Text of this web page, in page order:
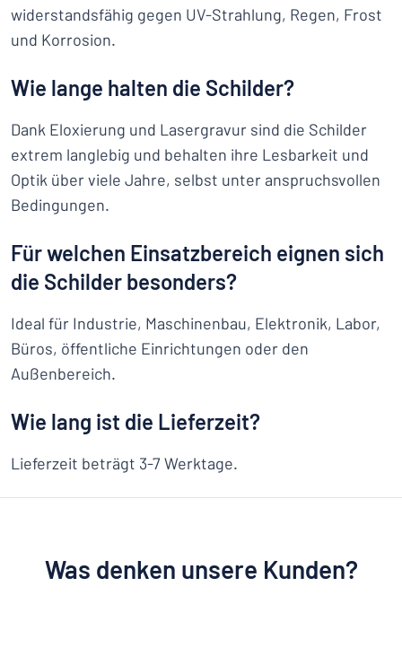
widerstandsfähig gegen UV-Strahlung, Regen, Frost
und Korrosion.
Wie lange halten die Schilder?
Dank Eloxierung und Lasergravur sind die Schilder
extrem langlebig und behalten ihre Lesbarkeit und
Optik über viele Jahre, selbst unter anspruchsvollen
Bedingungen.
Für welchen Einsatzbereich eignen sich
die Schilder besonders?
Ideal für Industrie, Maschinenbau, Elektronik, Labor,
Büros, öffentliche Einrichtungen oder den
Außenbereich.
Wie lang ist die Lieferzeit?
Lieferzeit beträgt 3-7 Werktage.
Was denken unsere Kunden?